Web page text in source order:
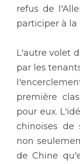
refus de
participer à la
L'autre volet
par les
première
pour eux.
chinoises de
non
de Chine